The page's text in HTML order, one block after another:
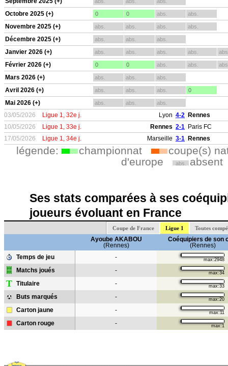
Octobre 2025 (+) 0 0 abs. abs.
Novembre 2025 (+) abs. abs. abs. abs.
Décembre 2025 (+) abs. abs. abs.
Janvier 2026 (+) abs. abs. abs. abs.
Février 2026 (+) 0 0 abs. abs.
Mars 2026 (+) abs. abs. abs.
Avril 2026 (+) abs. abs. abs. 0
Mai 2026 (+) abs. abs. abs.
03/05/2026 Ligue 1, 32e j. Lyon 4-2 Rennes
10/05/2026
Ligue 1, 33e j. Rennes 2-1 Paris FC
17/05/2026
Ligue 1, 34e j. Marseille 3-1 Rennes
légende: championnat
coupe(s)
d'europe
abs. absent
Ses stats comparées à ses
joueurs évoluant en France
Coupe de France Ligue 1 Toutes
Ayoube AKABOU
(Rennes)
Coéquipiers de son
(Rennes)
Temps de jeu
- max:2948
Matchs joués - max:34
T Titulaire - max:33
Buts marqués - max:20
Carton jaune - max:11
Carton rouge - max:1